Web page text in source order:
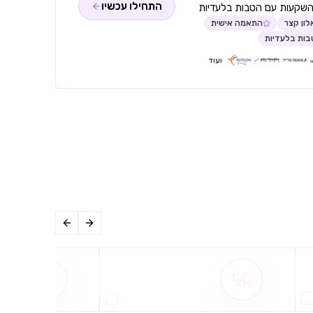
עם הטבות בלעדיות
קצר
התאמה אישית
בלעדיות
ועוד
התחילו עכשיו